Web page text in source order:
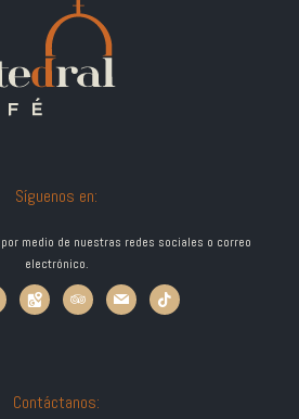
Síguenos en:
medio de nuestras redes sociales o correo
electrónico.
Contáctanos: